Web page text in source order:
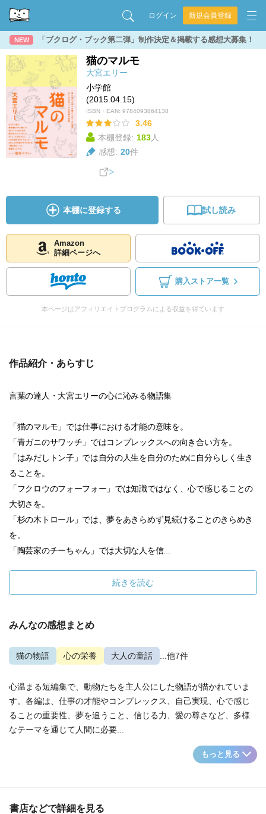
ログイン 新規会員登録
NEW 「ブクログ・ブック第二弾」制作決定＆掲載する感想大募集！
猫のマルモ
大宮エリー
小学館
(2015.04.15)
ISBN・EAN: 9784093864138
3.46
本棚登録: 183人
感想: 20件
本棚に登録する 試し読み
Amazon
詳細ページへ
購入ストア一覧
本ページはアフィリエイトプログラムによる収益を得ています
作品紹介・あらすじ
言葉の達人・大宮エリーの心に沁みる物語集
「猫のマルモ」では仕事における才能の意味を。
「青ガニのサワッチ」ではコンプレックスへの向き合い方を。
「はみだしトン子」では自分の人生を自分のために自分らしく生き
ることを。
「フクロウのフォーフォー」では知識ではなく、心で感じることの
大切さを。
「杉の木トロール」では、夢をあきらめず見続けることのきらめき
を。
「陶芸家のチーちゃん」では大切な人を信...
続きを読む
みんなの感想まとめ
猫の物語 心の栄養 大人の童話 ...他7件
心温まる短編集で、動物たちを主人公にした物語が描かれていま
す。各編は、仕事の才能やコンプレックス、自己実現、心で感じ
ることの重要性、夢を追うこと、信じる力、愛の尊さなど、多様
なテーマを通じて人間に必要...
もっと見る
書店などで詳細を見る